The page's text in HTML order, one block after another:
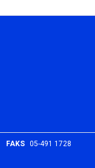
FAKS
05-491 1728